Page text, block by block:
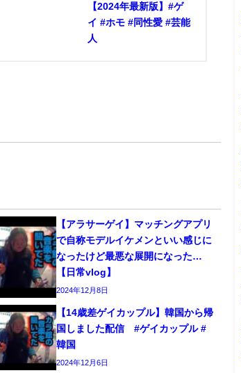
【2024年最新版】#ゲ
イ #ホモ #同性愛 #芸能
人
【アラサーゲイ】マッチングアプリ
で自称モデルイケメンといい感じに
なったけど最悪な展開になった…
【日常vlog】
2024年12月8日
【14歳差ゲイカップル】韓国から帰
国しました配信 #ゲイカップル #
韓国
2024年12月6日